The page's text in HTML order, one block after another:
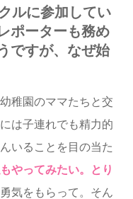
ルに参加してい
ポーターも務め
ですが、なぜ始
稚園のママたちと交
は子連れでも精力的
いることを目の当た
もやってみたい。とり
気をもらって。そん